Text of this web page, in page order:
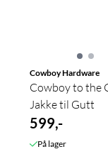
Cowboy Hardware
Cowboy to the
Jakke til Gutt
599,-
På lager